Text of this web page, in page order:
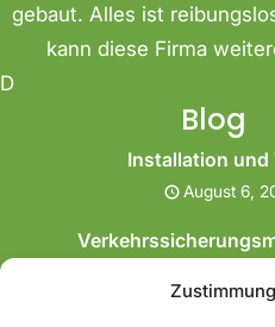
gebaut. Alles ist
kann diese Firma
D
Blog
Installation und
August 6,
Juli 26,